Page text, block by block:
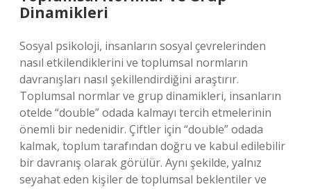
Dinamikleri
Sosyal psikoloji, insanların sosyal çevrelerinden
nasıl etkilendiklerini ve toplumsal normların
davranışları nasıl şekillendirdiğini araştırır.
Toplumsal normlar ve grup dinamikleri, insanların
otelde “double” odada kalmayı tercih etmelerinin
önemli bir nedenidir. Çiftler için “double” odada
kalmak, toplum tarafından doğru ve kabul edilebilir
bir davranış olarak görülür. Aynı şekilde, yalnız
seyahat eden kişiler de toplumsal beklentiler ve